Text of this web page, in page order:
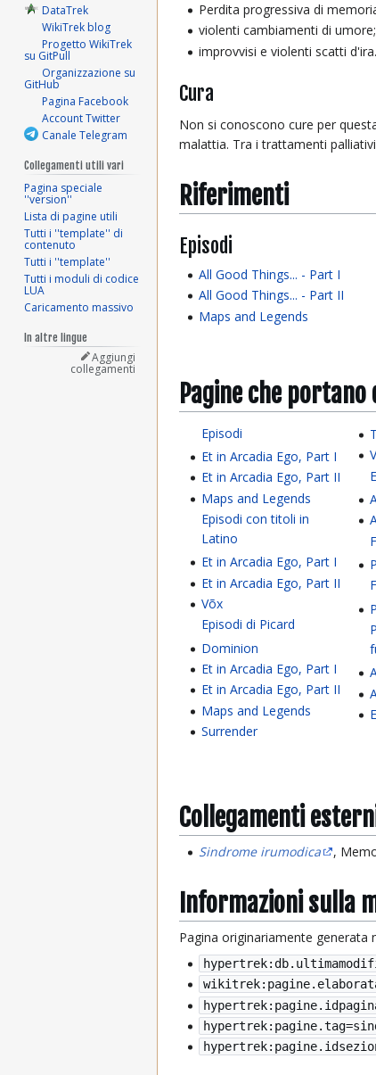
Perdita progressiva di
violenti cambiamenti di umore;
improvvisi e violenti scatti d'ira.
Cura
Non si conoscono cure per
malattia. Tra i trattamenti
Riferimenti
Episodi
All Good Things... - Part I
All Good Things... - Part II
Maps and Legends
Pagine che portano
Episodi
Et in Arcadia Ego, Part I
Et in Arcadia Ego, Part II
Maps and Legends
Episodi con titoli in
Latino
Et in Arcadia Ego, Part I
Et in Arcadia Ego, Part II
Võx
Episodi di Picard
Dominion
Et in Arcadia Ego, Part I
Et in Arcadia Ego, Part II
Maps and Legends
Surrender
Collegamenti
Sindrome irumodica ,
Informazioni sulla
Pagina originariamente generata
DataTrek
WikiTrek blog
Progetto WikiTrek
su GitPull
Organizzazione su
GitHub
Pagina Facebook
Account Twitter
Canale Telegram
Collegamenti utili vari
Pagina speciale
''version''
Lista di pagine utili
Tutti i ''template'' di
contenuto
Tutti i ''template''
Tutti i moduli di codice
LUA
Caricamento massivo
In altre lingue
Aggiungi
collegamenti